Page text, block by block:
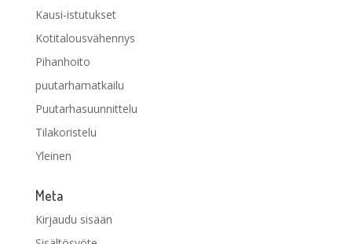
Kausi-istutukset
Kotitalousvähennys
Pihanhoito
puutarhamatkailu
Puutarhasuunnittelu
Tilakoristelu
Yleinen
Meta
Kirjaudu sisään